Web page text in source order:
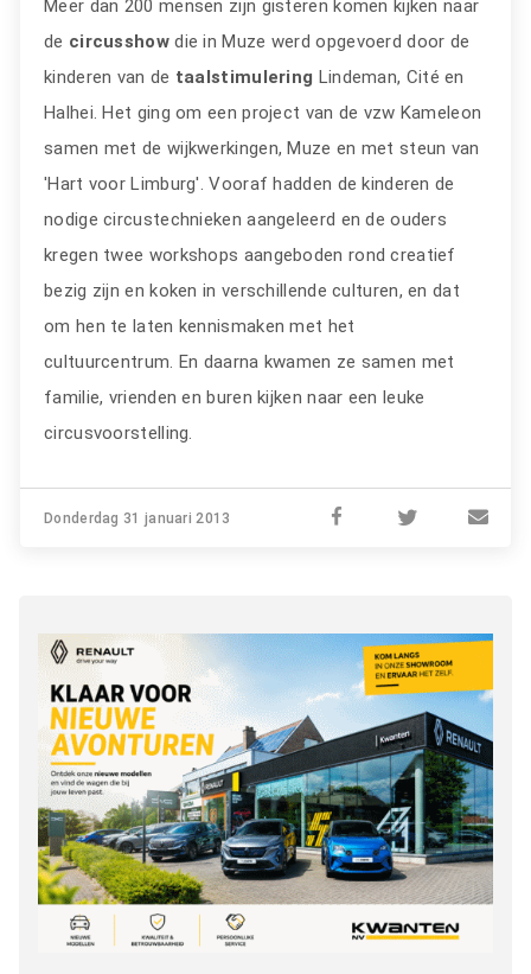
Meer dan 200 mensen zijn gisteren komen kijken naar
de circusshowdie in Muze werd opgevoerd door de
kinderen van de taalstimulering Lindeman, Cité en
Halhei. Het ging om een project van de vzw Kameleon
samen met de wijkwerkingen, Muze en met steun van
'Hart voor Limburg'. Vooraf hadden de kinderen de
nodige circustechnieken aangeleerd en de ouders
kregen twee workshops aangeboden rond creatief
bezig zijn en koken in verschillende culturen, en dat
om hen te laten kennismaken met het
cultuurcentrum. En daarna kwamen ze samen met
familie, vrienden en buren kijken naar een leuke
circusvoorstelling.
Donderdag 31 januari 2013